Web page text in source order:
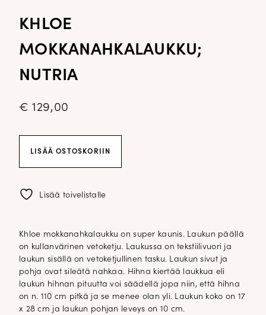
KHLOE
MOKKANAHKALAUKKU;
NUTRIA
€ 129,00
mokkanahkalaukku;
nutria
LISÄÄ OSTOSKORIIN
Lisää toivelistalle
Khloe mokkanahkalaukku on super kaunis. Laukun päällä
on kullanvärinen vetoketju. Laukussa on tekstiilivuori ja
laukun sisällä on vetoketjullinen tasku. Laukun sivut ja
pohja ovat sileätä nahkaa. Hihna kiertää laukkua eli
laukun hihnan pituutta voi säädellä jopa niin, että hihna
on n. 110 cm pitkä ja se menee olan yli. Laukun koko on 17
x 28 cm ja laukun pohjan leveys on 10 cm.